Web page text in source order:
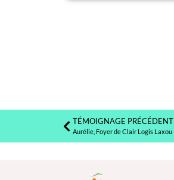
TÉMOIGNAGE PRÉCÉDENT
Aurélie, Foyer de Clair Logis Laxou